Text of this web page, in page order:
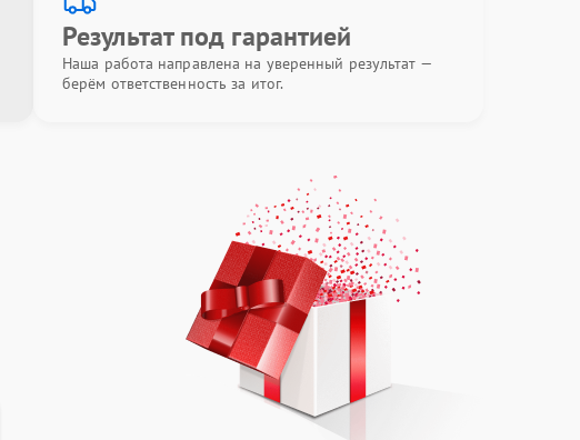
Результат под гарантией
Наша работа направлена на уверенный результат —
берём ответственность за итог.